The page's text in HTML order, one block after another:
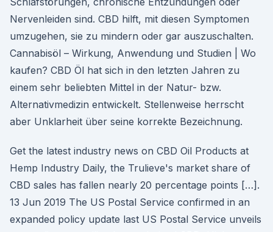
Nervenleiden sind. CBD hilft, mit diesen Symptomen
umzugehen, sie zu mindern oder gar auszuschalten.
Cannabisöl – Wirkung, Anwendung und Studien | Wo
kaufen? CBD Öl hat sich in den letzten Jahren zu
einem sehr beliebten Mittel in der Natur- bzw.
Alternativmedizin entwickelt. Stellenweise herrscht
aber Unklarheit über seine korrekte Bezeichnung.
Get the latest industry news on CBD Oil Products at
Hemp Industry Daily, the Trulieve's market share of
CBD sales has fallen nearly 20 percentage points […].
13 Jun 2019 The US Postal Service confirmed in an
expanded policy update last US Postal Service unveils